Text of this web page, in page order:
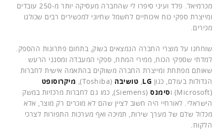
מכרמיאל. פלד ועיני סיפרו לי שהחברה מעסיקה יותר מ-250 עובדים
ומייצרת ספקי כוח איכותיים לחשמל שחיוני למכשירים רבים שכולנו
מכירים.
שוחחנו על מוצרי החברה הנמצאים בשוק, בתחום פתרונות ההספק.
למדתי שספקי הכוח, ממירי המתח, ספקי המעבדה ומסנני הרעש
שאותם מפתחת ומייצרת החברה משווקים בהתאמה אישית לחברות
הגדולות בעולם, כגון LG טושיבה (Toshiba),
מיקרוסופט
(Microsoft) ו
סימנס
(Siemens), כמו גם לחברות מרכזיות במשק
הישראלי. לאורחיי היה חשוב לציין שהם לא מוכרים רק מוצר, אלא
מכלול שלם של מערך שירות, תמיכה ואף מערכות התפורות לצרכי
הלקוח.